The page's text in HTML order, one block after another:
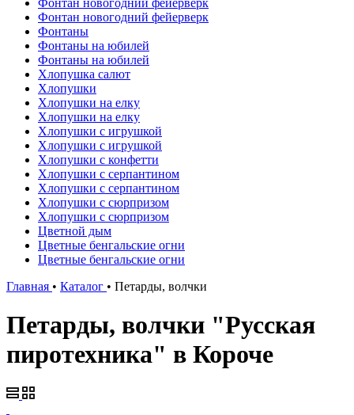
Фонтан новогодний фейерверк
Фонтан новогодний фейерверк
Фонтаны
Фонтаны на юбилей
Фонтаны на юбилей
Хлопушка салют
Хлопушки
Хлопушки на елку
Хлопушки на елку
Хлопушки с игрушкой
Хлопушки с игрушкой
Хлопушки с конфетти
Хлопушки с серпантином
Хлопушки с серпантином
Хлопушки с сюрпризом
Хлопушки с сюрпризом
Цветной дым
Цветные бенгальские огни
Цветные бенгальские огни
Главная • Каталог • Петарды, волчки
Петарды, волчки "Русская
пиротехника" в Короче